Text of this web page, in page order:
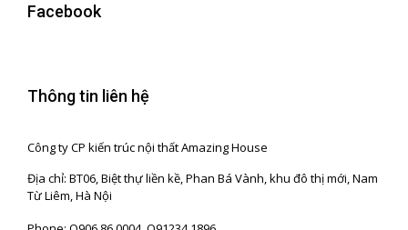
Facebook
Thông tin liên hệ
Công ty CP kiến trúc nội thất Amazing House
Địa chỉ: BT06, Biệt thự liền kề, Phan Bá Vành, khu đô thị mới, Nam
Từ Liêm, Hà Nội